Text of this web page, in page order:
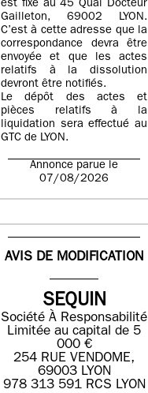
est fixé au45 Quai Docteur
Gailleton, 69002 LYON.
C’est à cette adresse que la
correspondance devra être
envoyée et que les actes
relatifs à la dissolution
devront être notifiés.
Le dépôt des actes et
pièces relatifs à la
liquidation sera effectué au
GTC de LYON.
Annonce parue le
07/08/2026
AVIS DE MODIFICATION
SEQUIN
Société À Responsabilité
Limitée au capital de 5
000 €
254 RUE VENDOME,
69003 LYON
978 313 591 RCS LYON